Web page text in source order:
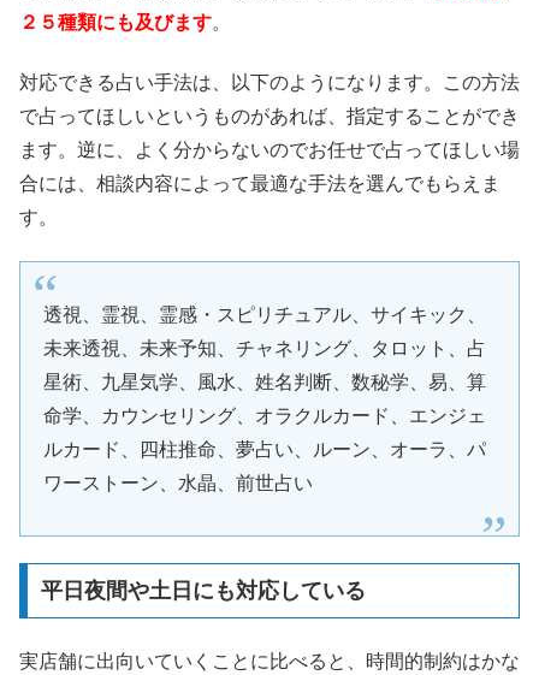
２５種類にも及びます。
対応できる占い手法は、以下のようになります。この方法
で占ってほしいというものがあれば、指定することができ
ます。逆に、よく分からないのでお任せで占ってほしい場
合には、相談内容によって最適な手法を選んでもらえま
す。
透視、霊視、霊感・スピリチュアル、サイキック、
未来透視、未来予知、チャネリング、タロット、占
星術、九星気学、風水、姓名判断、数秘学、易、算
命学、カウンセリング、オラクルカード、エンジェ
ルカード、四柱推命、夢占い、ルーン、オーラ、パ
ワーストーン、水晶、前世占い
平日夜間や土日にも対応している
実店舗に出向いていくことに比べると、時間的制約はかな